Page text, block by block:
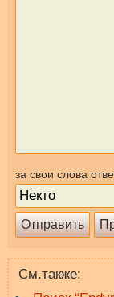
за свои слова
См.также: